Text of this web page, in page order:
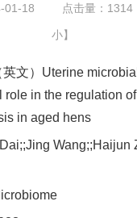
01-18 点击量： 1314
小】
英文）Uterine
in the regulation of
in aged hens
Dai;;Jing Wang;;Haijun